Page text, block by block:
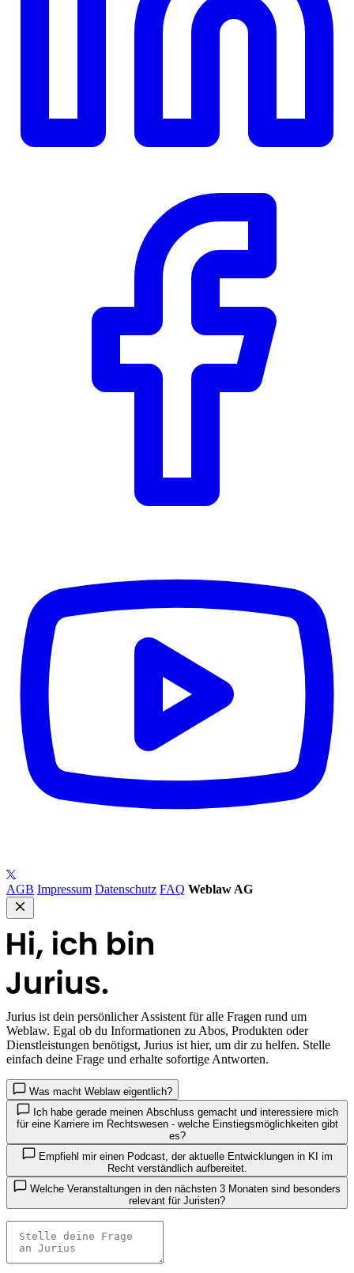
AGB Impressum Datenschutz FAQ Weblaw AG
Jurius ist dein persönlicher Assistent für alle Fragen rund um
Weblaw. Egal ob du Informationen zu Abos, Produkten oder
Dienstleistungen benötigst, Jurius ist hier, um dir zu helfen. Stelle
einfach deine Frage und erhalte sofortige Antworten.
Was macht Weblaw eigentlich?
Ich habe gerade meinen Abschluss gemacht und interessiere mich
für eine Karriere im Rechtswesen - welche Einstiegsmöglichkeiten gibt
es?
Empfiehl mir einen Podcast, der aktuelle Entwicklungen in KI im
Recht verständlich aufbereitet.
relevant für Juristen?